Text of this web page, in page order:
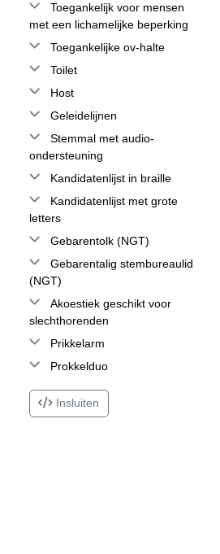
Toegankelijk voor mensen
met een lichamelijke beperking
Toegankelijke ov-halte
Toilet
Host
Geleidelijnen
Stemmal met audio-
ondersteuning
Kandidatenlijst in braille
Kandidatenlijst met grote
letters
Gebarentolk (NGT)
Gebarentalig stembureaulid
(NGT)
Akoestiek geschikt voor
slechthorenden
Prikkelarm
Prokkelduo
Insluiten